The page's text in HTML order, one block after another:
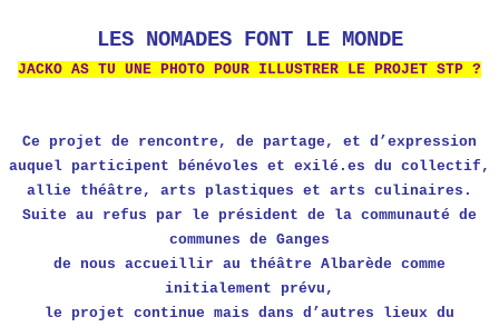
LES NOMADES FONT LE MONDE
JACKO AS TU UNE PHOTO POUR ILLUSTRER LE PROJET STP ?
Ce projet de rencontre, de partage, et d’expression
auquel participent bénévoles et exilé.es du collectif,
allie théâtre, arts plastiques et arts culinaires.
Suite au refus par le président de la communauté de
communes de Ganges
de nous accueillir au théâtre Albarède comme
initialement prévu,
le projet continue mais dans d’autres lieux du